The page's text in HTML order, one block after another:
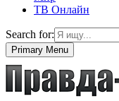
ТВ Онлайн
Search for:
Primary Menu